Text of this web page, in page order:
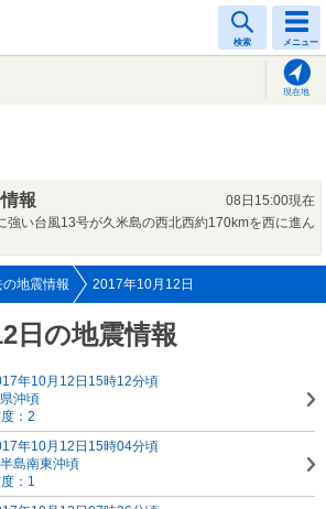
検索 メニュー
現在地
報
08日15:00現在
強い台風13号が久米島の西北西約170kmを西に進ん
の地震情報 2017年10月12日
日の地震情報
年10月12日15時12分頃
沖頃
：2
年10月12日15時04分頃
島南東沖頃
：1